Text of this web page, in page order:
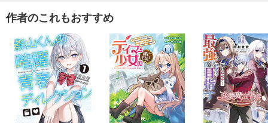
作者のこれもおすすめ